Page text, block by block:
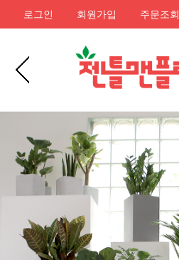
로그인 회원가입 주문조회